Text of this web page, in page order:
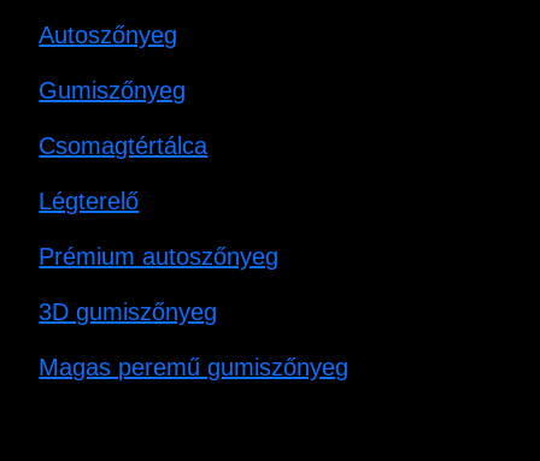
Autoszőnyeg
Gumiszőnyeg
Csomagtértálca
Légterelő
Prémium autoszőnyeg
3D gumiszőnyeg
Magas peremű gumiszőnyeg